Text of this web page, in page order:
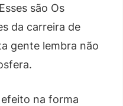
são Os
da carreira de
gente lembra não
na forma